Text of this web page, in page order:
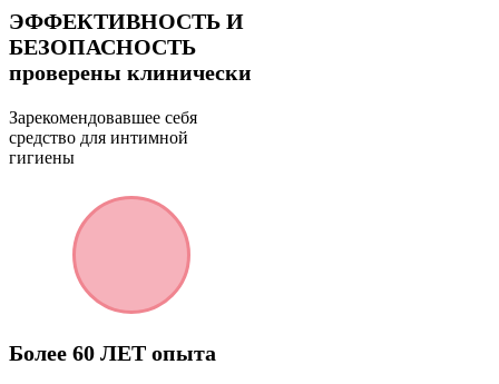
ЭФФЕКТИВНОСТЬ И
БЕЗОПАСНОСТЬ
проверены клинически
Зарекомендовавшее себя
средство для интимной
гигиены
Более 60 ЛЕТ опыта